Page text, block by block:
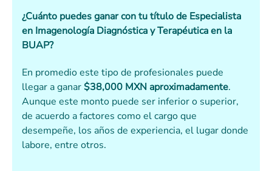
¿Cuánto puedes ganar con tu título de Especialista
en Imagenología Diagnóstica y Terapéutica en la
BUAP?
En promedio este tipo de profesionales puede
llegar a ganar$38,000 MXN aproximadamente.
Aunque este monto puede ser inferior o superior,
de acuerdo a factores como el cargo que
desempeñe, los años de experiencia, el lugar donde
labore, entre otros.